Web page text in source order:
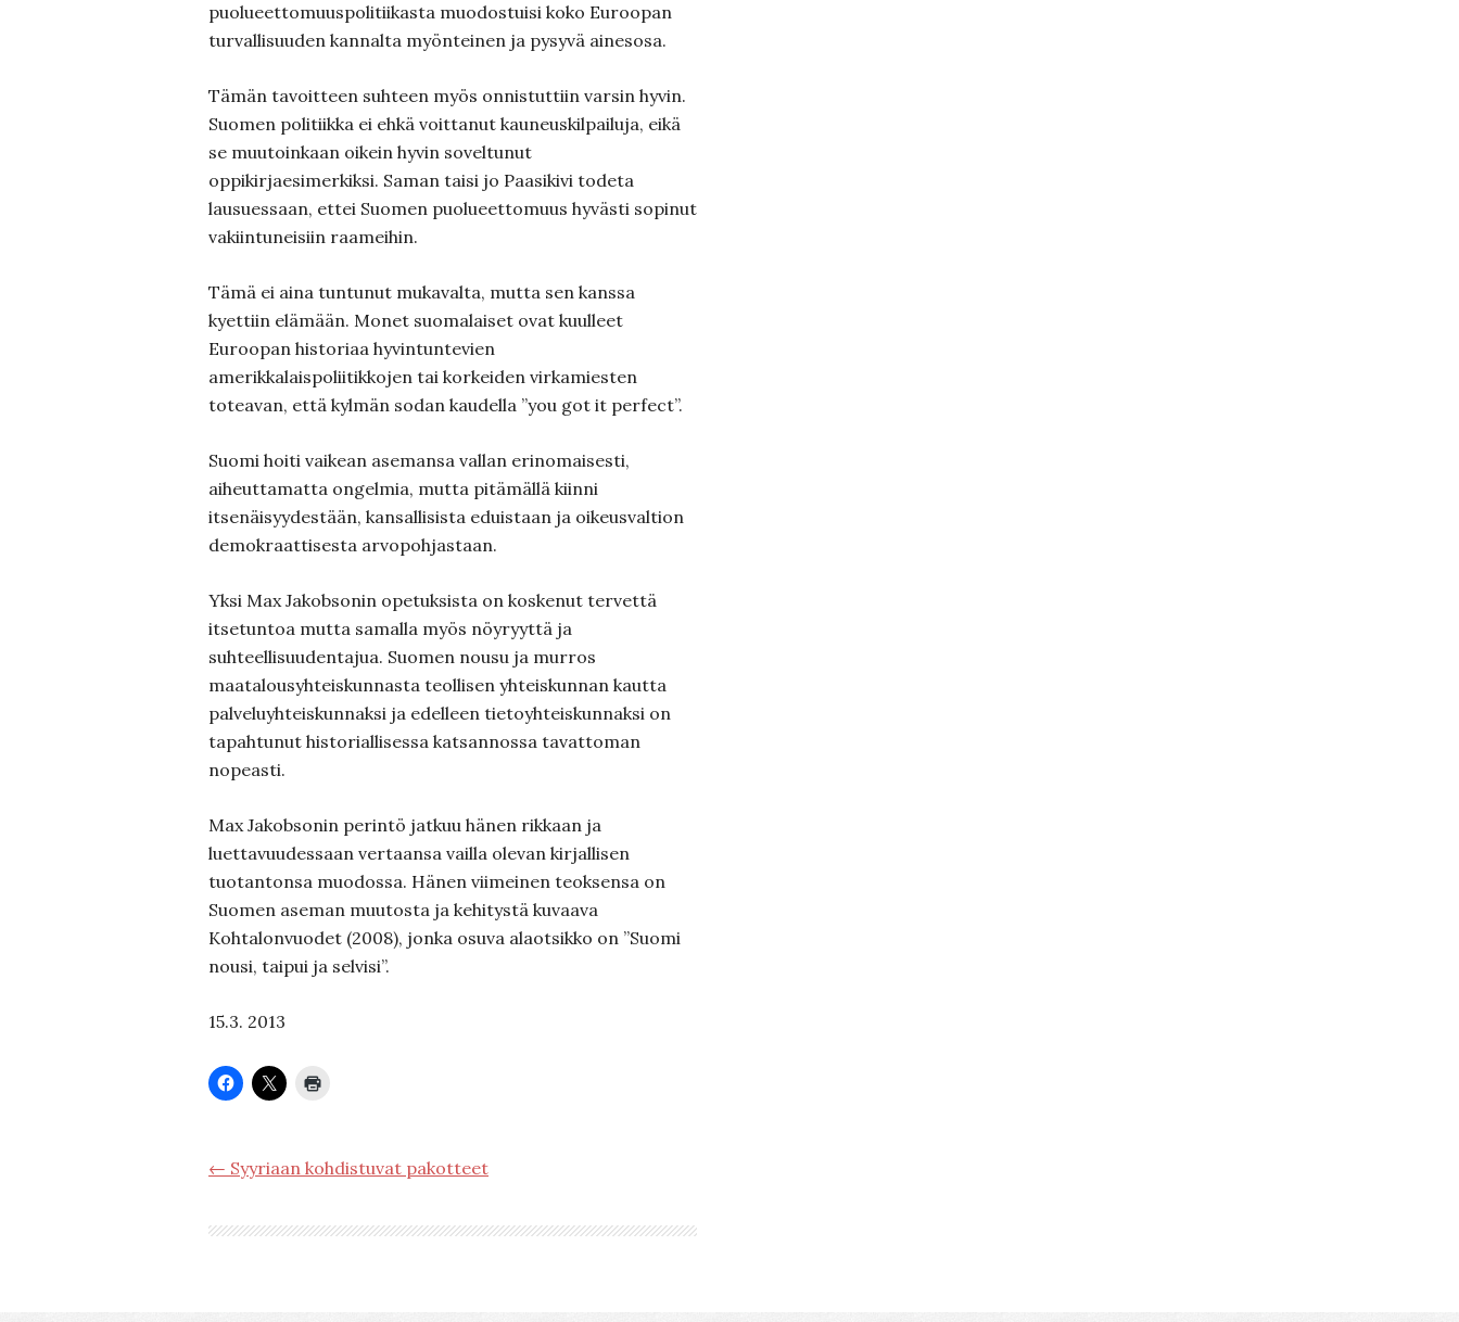
puolueettomuuspolitiikasta muodostuisi koko Euroopan
turvallisuuden kannalta myönteinen ja pysyvä ainesosa.
Tämän tavoitteen suhteen myös onnistuttiin varsin hyvin.
Suomen politiikka ei ehkä voittanut kauneuskilpailuja, eikä
se muutoinkaan oikein hyvin soveltunut
oppikirjaesimerkiksi. Saman taisi jo Paasikivi todeta
lausuessaan, ettei Suomen puolueettomuus hyvästi sopinut
vakiintuneisiin raameihin.
Tämä ei aina tuntunut mukavalta, mutta sen kanssa
kyettiin elämään. Monet suomalaiset ovat kuulleet
Euroopan historiaa hyvintuntevien
amerikkalaispoliitikkojen tai korkeiden virkamiesten
toteavan, että kylmän sodan kaudella ”you got it perfect”.
Suomi hoiti vaikean asemansa vallan erinomaisesti,
aiheuttamatta ongelmia, mutta pitämällä kiinni
itsenäisyydestään, kansallisista eduistaan ja oikeusvaltion
demokraattisesta arvopohjastaan.
Yksi Max Jakobsonin opetuksista on koskenut tervettä
itsetuntoa mutta samalla myös nöyryyttä ja
suhteellisuudentajua. Suomen nousu ja murros
maatalousyhteiskunnasta teollisen yhteiskunnan kautta
palveluyhteiskunnaksi ja edelleen tietoyhteiskunnaksi on
tapahtunut historiallisessa katsannossa tavattoman
nopeasti.
Max Jakobsonin perintö jatkuu hänen rikkaan ja
luettavuudessaan vertaansa vailla olevan kirjallisen
tuotantonsa muodossa. Hänen viimeinen teoksensa on
Suomen aseman muutosta ja kehitystä kuvaava
Kohtalonvuodet (2008), jonka osuva alaotsikko on ”Suomi
nousi, taipui ja selvisi”.
15.3. 2013
← Syyriaan kohdistuvat pakotteet